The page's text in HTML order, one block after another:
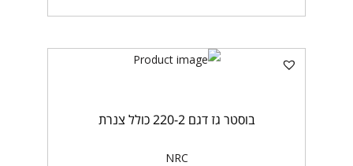
בוסטר גז דגם 220-2 כולל צנרת
NRC